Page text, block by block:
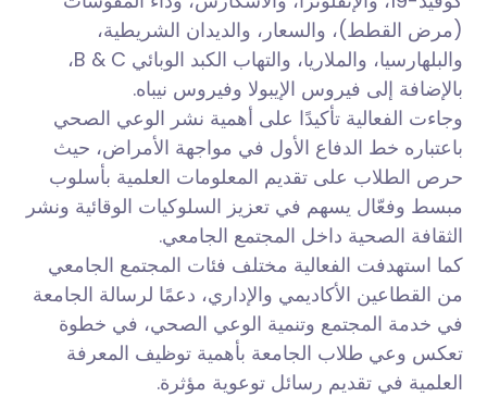
(مرض القطط)، والسعار، والديدان الشريطية،
والبلهارسيا، والملاريا، والتهاب الكبد الوبائي B & C،
بالإضافة إلى فيروس الإيبولا وفيروس نيباه.
وجاءت الفعالية تأكيدًا على أهمية نشر الوعي الصحي
باعتباره خط الدفاع الأول في مواجهة الأمراض، حيث
حرص الطلاب على تقديم المعلومات العلمية بأسلوب
مبسط وفعّال يسهم في تعزيز السلوكيات الوقائية ونشر
الثقافة الصحية داخل المجتمع الجامعي.
كما استهدفت الفعالية مختلف فئات المجتمع الجامعي
من القطاعين الأكاديمي والإداري، دعمًا لرسالة الجامعة
في خدمة المجتمع وتنمية الوعي الصحي، في خطوة
تعكس وعي طلاب الجامعة بأهمية توظيف المعرفة
العلمية في تقديم رسائل توعوية مؤثرة.